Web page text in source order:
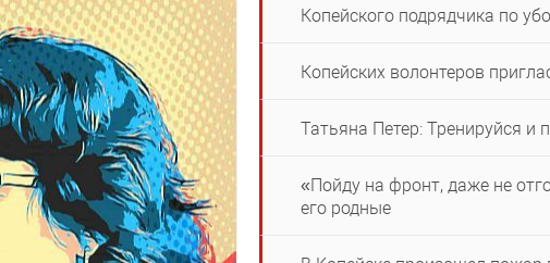
Копейского подрядчика по
Копейских волонтеров
Татьяна Петер: Тренируйся
«Пойду на фронт, даже не
его родные